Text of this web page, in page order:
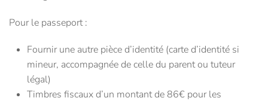
Pour le passeport :
Fournir une autre pièce d’identité (carte d’identité si
mineur, accompagnée de celle du parent ou tuteur
légal)
Timbres fiscaux d’un montant de 86€ pour les